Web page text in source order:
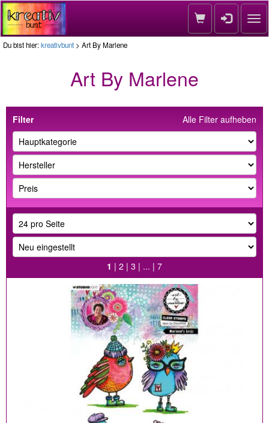
Du bist hier:kreativbunt > Art By Marlene
Art By Marlene
Alle Filter aufheben
Filter
1 | 2 | 3 | ... | 7